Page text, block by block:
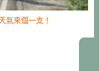
氣來個一支！